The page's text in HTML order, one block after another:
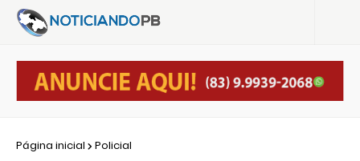
Página inicial Policial